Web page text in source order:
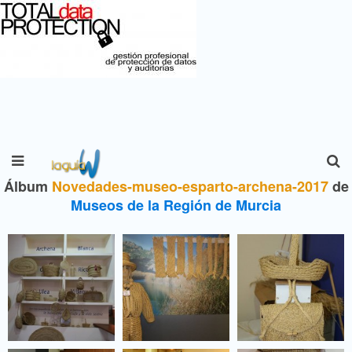
Álbum Novedades-museo-esparto-archena-2017de
Museos de la Región de Murcia